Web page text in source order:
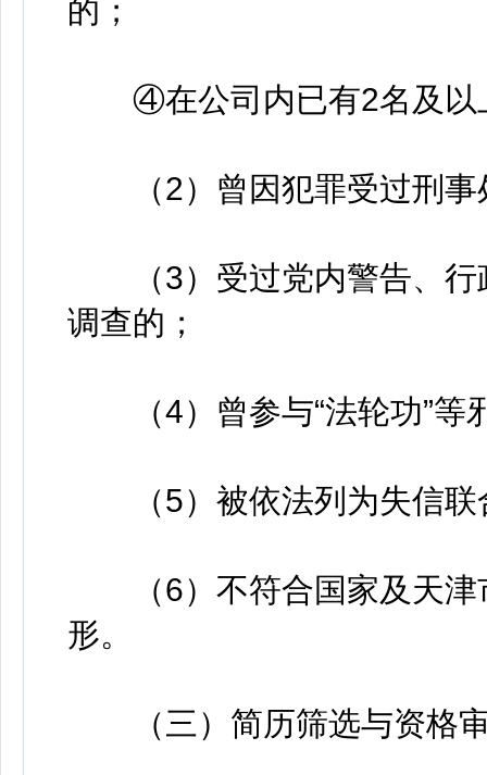
的；
④在公司内已有2名及以
（2）曾因犯罪受过刑事
（3）受过党内警告、行
调查的；
（4）曾参与“法轮功”等
（5）被依法列为失信联
（6）不符合国家及天津
形。
（三）简历筛选与资格